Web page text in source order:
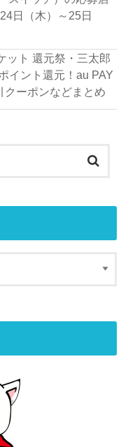
日（木）～25日
ット 還元祭・三太郎
イント還元！au PAY
クーポンなどまとめ